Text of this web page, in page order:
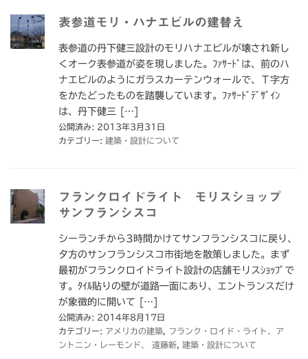
表参道モリ・ハナエビルの建替え
表参道の丹下健三設計のモリハナエビルが壊され新し
くオーク表参道が姿を現しました。ﾌｧｻｰﾄﾞは、前のハ
ナエビルのようにガラスカーテンウォールで、Ｔ字方
をかたどったものを踏襲しています。ﾌｧｻｰﾄﾞﾃﾞｻﾞｲﾝ
は、丹下健三 […]
公開済み: 2013年3月31日
カテゴリー: 建築・設計について
フランクロイドライト モリスショップ
サンフランシスコ
シーランチから3時間かけてサンフランシスコに戻り、
夕方のサンフランシスコ市街地を散策しました。まず
最初がフランクロイドライト設計の店舗モリスｼｮｯﾌﾟで
す。ﾀｲﾙ貼りの壁が道路一面にあり、エントランスだけ
が象徴的に開いて […]
公開済み: 2014年8月17日
カテゴリー: アメリカの建築
フランク・ロイド・ライト、ア
ントニン・レーモンド、 遠藤新
建築・設計について